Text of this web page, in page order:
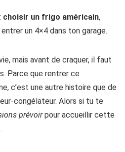
choisir un frigo américain,
un 4×4 dans ton garage.
mais avant de craquer, il faut
Parce que rentrer ce
c’est une autre histoire que de
congélateur. Alors si tu te
prévoirpour accueillir cette